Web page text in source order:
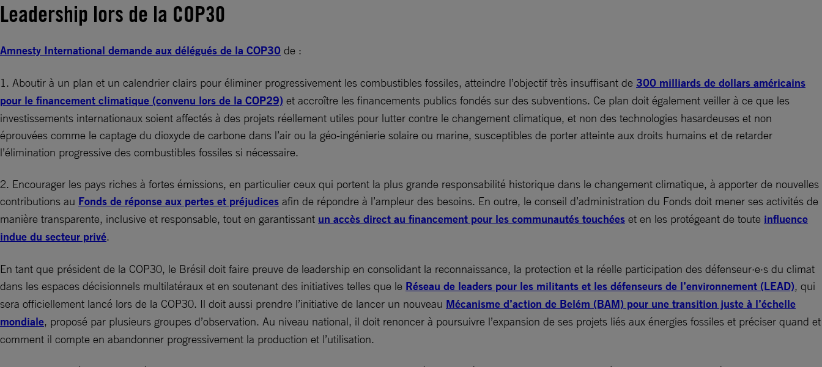
Leadership lors de la COP30
Amnesty International demande aux délégués de la COP30 de :
1. Aboutir à un plan et un calendrier clairs pour éliminer progressivement les combustibles fossiles, atteindre l’objectif très insuffisant de 300 milliards de dollars américains
pour le financement climatique (convenu lors de la COP29) et accroître les financements publics fondés sur des subventions. Ce plan doit également veiller à ce que les
investissements internationaux soient affectés à des projets réellement utiles pour lutter contre le changement climatique, et non des technologies hasardeuses et non
éprouvées comme le captage du dioxyde de carbone dans l’air ou la géo-ingénierie solaire ou marine, susceptibles de porter atteinte aux droits humains et de retarder
l’élimination progressive des combustibles fossiles si nécessaire.
2. Encourager les pays riches à fortes émissions, en particulier ceux qui portent la plus grande responsabilité historique dans le changement climatique, à apporter de nouvelles
contributions au Fonds de réponse aux pertes et préjudices afin de répondre à l’ampleur des besoins. En outre, le conseil d’administration du Fonds doit mener ses activités de
manière transparente, inclusive et responsable, tout en garantissant un accès direct au financement pour les communautés touchées et en les protégeant de toute influence
indue du secteur privé.
En tant que président de la COP30, le Brésil doit faire preuve de leadership en consolidant la reconnaissance, la protection et la réelle participation des défenseur·e·s du climat
dans les espaces décisionnels multilatéraux et en soutenant des initiatives telles que le Réseau de leaders pour les militants et les défenseurs de l’environnement (LEAD), qui
sera officiellement lancé lors de la COP30. Il doit aussi prendre l’initiative de lancer un nouveau Mécanisme d’action de Belém (BAM) pour une transition juste à l’échelle
mondiale, proposé par plusieurs groupes d’observation. Au niveau national, il doit renoncer à poursuivre l’expansion de ses projets liés aux énergies fossiles et préciser quand et
comment il compte en abandonner progressivement la production et l’utilisation.